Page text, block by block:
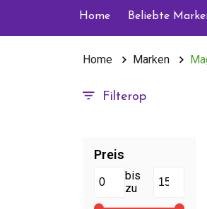
Home Beliebte
Home Marken
Filterop
Preis
bis
zu